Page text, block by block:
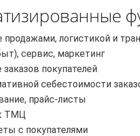
продажами, логистикой и
сервис, маркетинг
покупателей
себестоимости
прайс-листы
ТМЦ
с покупателями